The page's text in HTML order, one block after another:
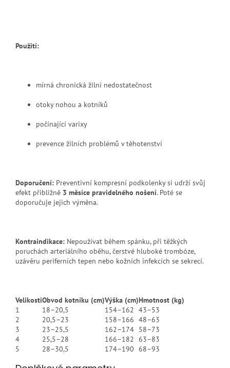
Použití:
mírná chronická žilní nedostatečnost
otoky nohou a kotníků
počínající varixy
prevence žilních problémů v těhotenství
Doporučení: Preventivní kompresní podkolenky si udrží svůj
efekt přibližně 3 měsíce pravidelného nošení. Poté se
doporučuje jejich výměna.
Kontraindikace: Nepoužívat během spánku, při těžkých
poruchách arteriálního oběhu, čerstvé hluboké trombóze,
uzávěru periferních tepen nebo kožních infekcích se sekrecí.
VelikostiObvod kotníku (cm)Výška (cm)Hmotnost (kg)
1
18–20,5 154–162 43–53
2
20,5–23 158–166 48–63
3
23–25,5 162–174 58–73
4
25,5–28 166–182
63–83
5
28–30,5 174–190 68–93